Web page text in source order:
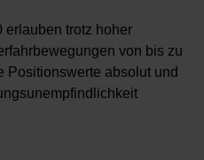
erlauben trotz hoher
von bis zu
Positionswerte absolut und